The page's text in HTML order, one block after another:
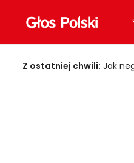
Z ostatniej chwili: Jak